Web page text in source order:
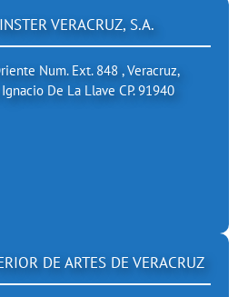
VERACRUZ, S.A.
Num. Ext. 848 , Veracruz,
De La Llave CP. 91940
DE ARTES DE VERACRUZ